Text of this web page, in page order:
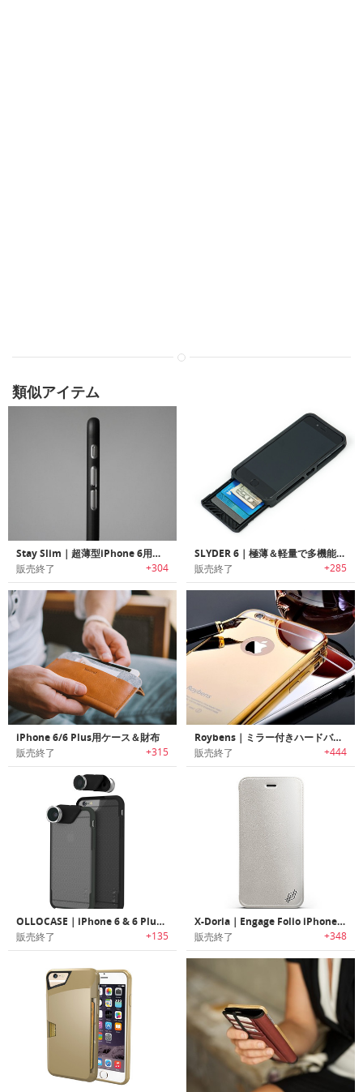
類似アイテム
Stay Slim｜超薄型iPhone 6用ケース「ステイスリム」
販売終了 +304
SLYDER 6｜極薄＆軽量で多機能搭載のiPhone 6用ケース「スライダーシックス」
販売終了 +285
iPhone 6/6 Plus用ケース＆財布
販売終了 +315
Roybens｜ミラー付きハードバックの極薄iPhone 6用ケース
販売終了 +444
OLLOCASE｜iPhone 6 & 6 Plus用ケース「オロケース」
販売終了 +135
X-Doria｜Engage Folio iPhone 6/6 Plus用ケース
販売終了 +348